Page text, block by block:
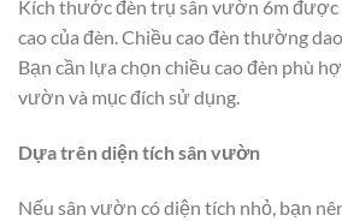
Kích thước đèn trụ sân vườn 6m được
cao của đèn. Chiều cao đèn thường
Bạn cần lựa chọn chiều cao đèn phù
vườn và mục đích sử dụng.
Dựa trên diện tích sân vườn
Nếu sân vườn có diện tích nhỏ, bạn